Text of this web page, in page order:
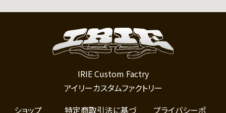
IRIE Custom Factry
アイリーカスタムファクトリー
ショップ
特定商取引法に基づ プライバシーポ